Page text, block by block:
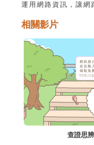
運用網路資訊，讓網
相關影片
查證思